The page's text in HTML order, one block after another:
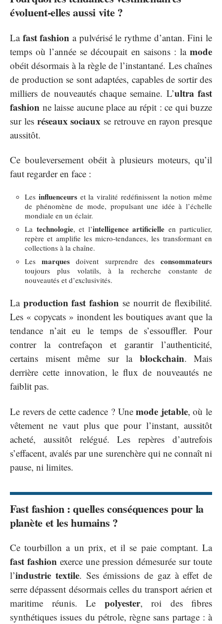
évoluent-elles aussi vite ?
La fast fashion a pulvérisé le rythme d’antan. Fini le
temps où l’année se découpait en saisons : la mode
obéit désormais à la règle de l’instantané. Les chaînes
de production se sont adaptées, capables de sortir des
milliers de nouveautés chaque semaine. L’ultra fast
fashion ne laisse aucune place au répit : ce qui buzze
sur les réseaux sociaux se retrouve en rayon presque
aussitôt.
Ce bouleversement obéit à plusieurs moteurs, qu’il
faut regarder en face :
Les influenceurset la viralité redéfinissent la notion même
de phénomène de mode, propulsant une idée à l’échelle
mondiale en un éclair.
La technologie, et l’intelligence artificielle en particulier,
repère et amplifie les micro-tendances, les transformant en
collections à la chaîne.
Lesmarques doivent surprendre desconsommateurs
toujours plus volatils, à la recherche constante de
nouveautés et d’exclusivités.
La production fast fashion se nourrit de flexibilité.
Les « copycats » inondent les boutiques avant que la
tendance n’ait eu le temps de s’essouffler. Pour
contrer la contrefaçon et garantir l’authenticité,
certains misent même sur la blockchain. Mais
derrière cette innovation, le flux de nouveautés ne
faiblit pas.
Le revers de cette cadence ? Unemode jetable, où le
vêtement ne vaut plus que pour l’instant, aussitôt
acheté, aussitôt relégué. Les repères d’autrefois
s’effacent, avalés par une surenchère qui ne connaît ni
pause, ni limites.
Fast fashion : quelles conséquences pour la
planète et les humains ?
Ce tourbillon a un prix, et il se paie comptant. La
fast fashionexerce une pression démesurée sur toute
l’industrie textile. Ses émissions de gaz à effet de
serre dépassent désormais celles du transport aérien et
maritime réunis. Le polyester, roi des fibres
synthétiques issues du pétrole, règne sans partage : à